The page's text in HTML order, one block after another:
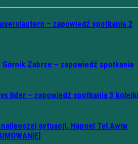
– zapowiedź spotkania 2
Górnik Zabrze – zapowiedź spotkania
lider – zapowiedź spotkania 3 kolejki
najleoszej sytuacji. Hapoel Tel Awiw